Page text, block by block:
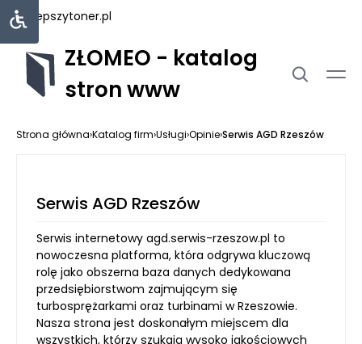
najlepszytoner.pl
ZŁOMEO - katalog
stron www
Strona główna›Katalog firm›Usługi›Opinie›Serwis AGD Rzeszów
Serwis AGD Rzeszów
Serwis internetowy agd.serwis-rzeszow.pl to
nowoczesna platforma, która odgrywa kluczową
rolę jako obszerna baza danych dedykowana
przedsiębiorstwom zajmującym się
turbosprężarkami oraz turbinami w Rzeszowie.
Nasza strona jest doskonałym miejscem dla
wszystkich, którzy szukają wysoko jakościowych